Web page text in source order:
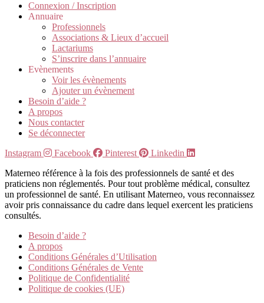
Connexion / Inscription
Annuaire
Professionnels
Associations & Lieux d’accueil
Lactariums
S’inscrire dans l’annuaire
Evènements
Voir les évènements
Ajouter un évènement
Besoin d’aide ?
A propos
Nous contacter
Se déconnecter
Instagram
Facebook Pinterest
Linkedin
Materneo référence à la fois des professionnels de santé et des
praticiens non réglementés. Pour tout problème médical, consultez
un professionnel de santé. En utilisant Materneo, vous reconnaissez
avoir pris connaissance du cadre dans lequel exercent les praticiens
consultés.
Besoin d’aide ?
A propos
Conditions Générales d’Utilisation
Conditions Générales de Vente
Politique de Confidentialité
Politique de cookies (UE)